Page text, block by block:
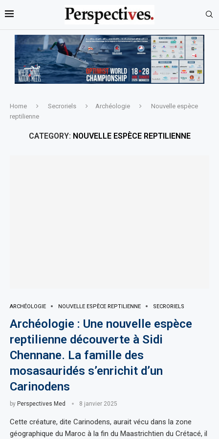
Home Secroriels Archéologie
Nouvelle espèce
reptilienne
CATEGORY: NOUVELLE ESPÈCE REPTILIENNE
ARCHÉOLOGIE NOUVELLE ESPÈCE REPTILIENNE SECRORIELS
Archéologie : Une nouvelle espèce
reptilienne découverte à Sidi
Chennane. La famille des
mosasauridés s’enrichit d’un
Carinodens
by Perspectives Med 8 janvier 2025
Cette créature, dite Carinodens, aurait vécu dans la zone
géographique du Maroc à la fin du Maastrichtien du Crétacé, il